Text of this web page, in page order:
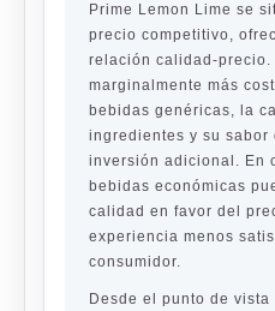
Prime Lemon Lime se
precio competitivo,
relación calidad-precio.
marginalmente más
bebidas genéricas, la
ingredientes y su
inversión adicional. En
bebidas económicas
calidad en favor del
experiencia menos
consumidor.
Desde el punto de